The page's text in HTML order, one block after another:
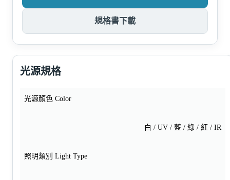
規格書下載
光源規格
光源顏色 Color
白 / UV / 藍 / 綠 / 紅 / IR
照明類別 Light Type